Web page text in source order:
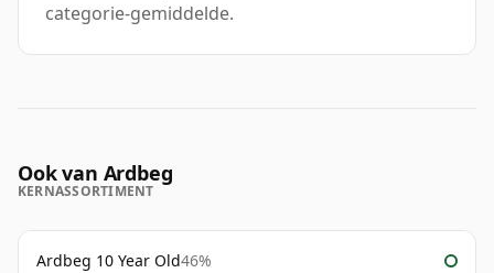
categorie-gemiddelde.
Ook van Ardbeg
KERNASSORTIMENT
Ardbeg 10 Year Old46%